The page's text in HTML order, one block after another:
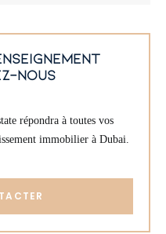
nous
répondra à toutes vos
immobilier à Dubai.